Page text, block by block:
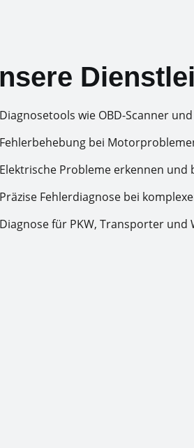
Diagnosetools wie OBD-Scanner
Fehlerbehebung bei
Elektrische Probleme erkennen und
Präzise Fehlerdiagnose bei
Diagnose für PKW, Transporter und